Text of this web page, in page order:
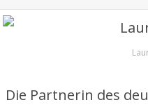
Die Partnerin des